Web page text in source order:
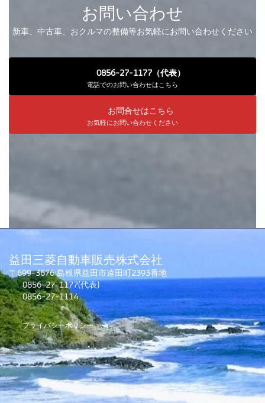
お問い合わせ
新車、中古車、おクルマの整備等お気軽にお問い合わせください
0856-27-1177（代表）
電話でのお問い合わせはこちら
お問合せはこちら
お気軽にお問い合わせください
益田三菱自動車販売株式会社
〒699-3676 島根県益田市遠田町2393番地
0856-27-1177(代表)
0856-27-1114
プライバシーポリシー